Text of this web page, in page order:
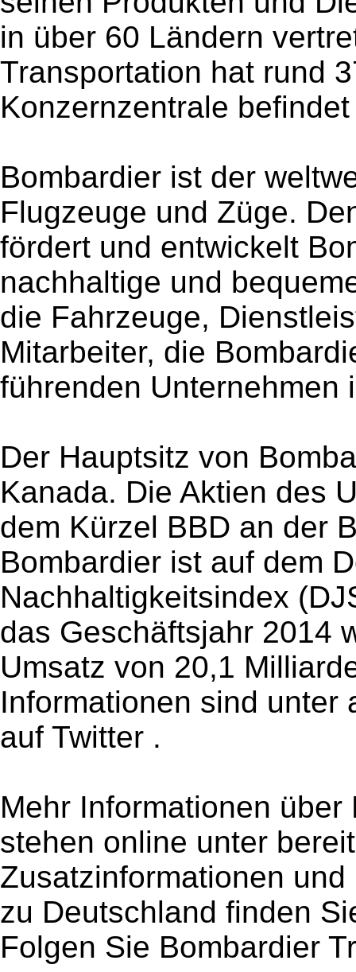
in über 60 Ländern
Transportation hat rund
Konzernzentrale
Bombardier ist der
Flugzeuge und Züge.
fördert und entwickelt
nachhaltige und
die Fahrzeuge,
Mitarbeiter, die
führenden Unternehmen
Der Hauptsitz von
Kanada. Die Aktien des
dem Kürzel BBD an der
Bombardier ist auf dem
Nachhaltigkeitsindex
das Geschäftsjahr 2014
Umsatz von 20,1
Informationen sind unter
auf Twitter .
Mehr Informationen
stehen online unter
Zusatzinformationen
zu Deutschland finden
Folgen Sie Bombardier